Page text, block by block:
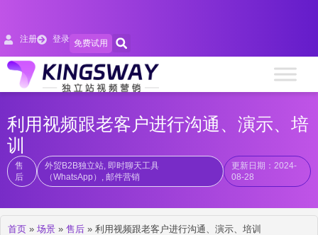
注册 登录 免费试用
利用视频跟老客户进行沟通、演示、培
训
售
后
外贸B2B独立站, 即时聊天工具
（WhatsApp） , 邮件营销
更新日期：2024-
08-28
首页 » 场景 » 售后 » 利用视频跟老客户进行沟通、演示、培训